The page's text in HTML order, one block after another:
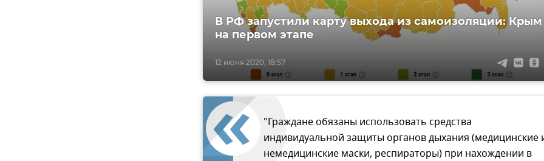
12 июня 2020, 18:57
В РФ запустили карту выхода из самоизоляции: Крым
на первом этапе
"Граждане обязаны использовать средства
индивидуальной защиты органов дыхания (медицинские
немедицинские маски, респираторы) при нахождении в